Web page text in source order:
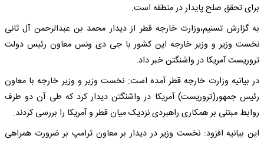
برای تحقق صلح پایدار در منطقه است.
به گزارش تسنیم،‌وزارت خارجه قطر از دیدار محمد بن عبدالرحمن آل ثانی
نخست وزیر و وزیر خارجه این کشور با جی دی ونس معاون رئیس دولت
تروریست آمریکا در واشنگتن خبر داد.
در بیانیه وزارت خارجه قطر آمده است: نخست وزیر و وزیر خارجه با معاون
رئیس جمهور(تروریست) آمریکا در واشنگتن دیدار کرد که طی آن دو طرف
روابط مبتنی بر همکاری راهبردی نزدیک میان قطر و آمریکا را بررسی کردند.
این بیانیه افزود: نخست وزیر در دیدار بر معاون ترامپ بر ضرورت همراهی